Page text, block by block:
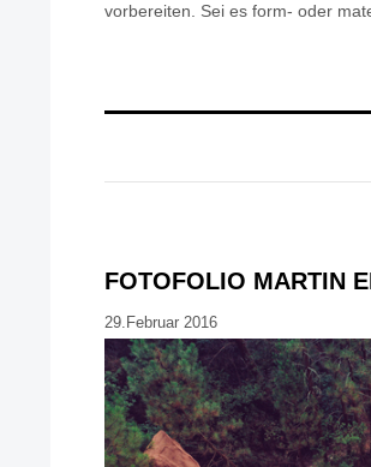
vorbereiten. Sei es form- oder
FOTOFOLIO MARTIN
29.Februar 2016